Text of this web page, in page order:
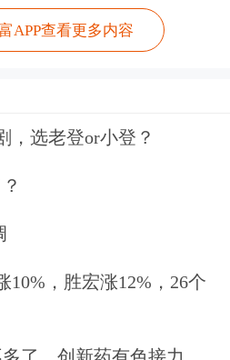
4324.66亿元，较低
亿元。流通市值
、寒武纪、海光信息
分别为23304.83亿
量股价强弱的指标之
史新高个股中，有些
破新高的走势，从近
APP查看更多内容
，选老登or小登？
10%，胜宏涨12%，26个